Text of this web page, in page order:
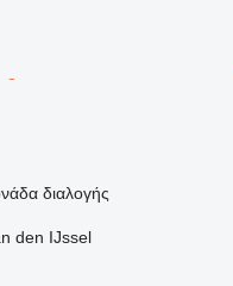
διαλογής
den IJssel